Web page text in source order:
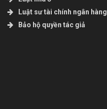
Luật sư tài chính ngân hàng
Bảo hộ quyền tác giả